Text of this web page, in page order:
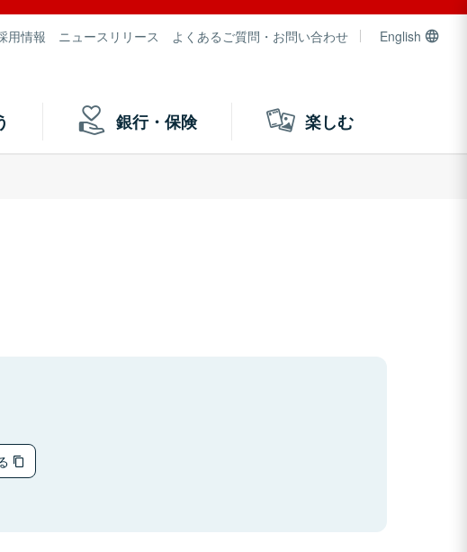
用情報 ニュースリリース よくあるご質問・お問い合わせ English
銀行・保険 楽しむ